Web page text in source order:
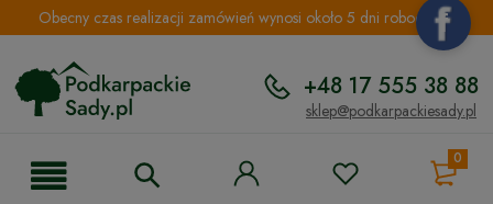
Obecny czas realizacji zamówień wynosi około 5 dni roboczych.
+48 17 555 38 88
sklep@podkarpackiesady.pl
0